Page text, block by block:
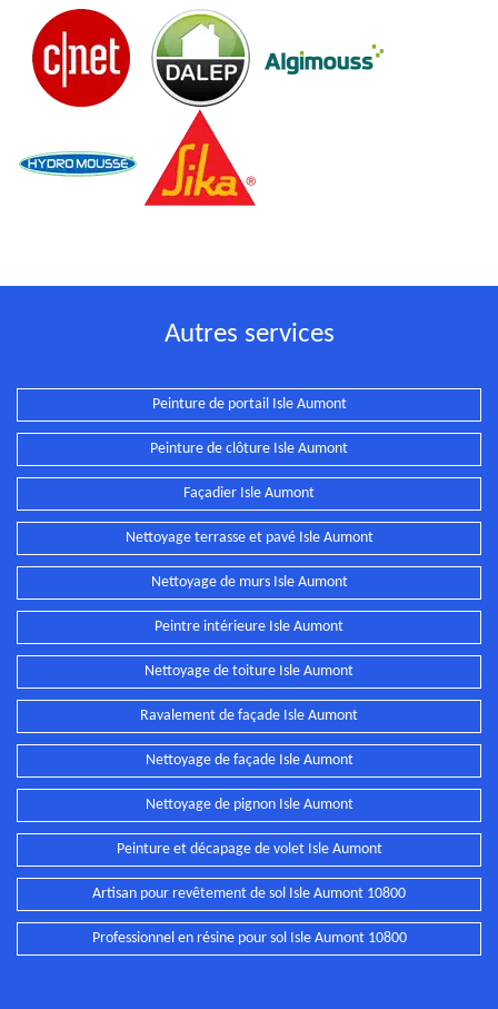
Autres services
Peinture de portail Isle Aumont
Peinture de clôture Isle Aumont
Façadier Isle Aumont
Nettoyage terrasse et pavé Isle Aumont
Nettoyage de murs Isle Aumont
Peintre intérieure Isle Aumont
Nettoyage de toiture Isle Aumont
Ravalement de façade Isle Aumont
Nettoyage de façade Isle Aumont
Nettoyage de pignon Isle Aumont
Peinture et décapage de volet Isle Aumont
Artisan pour revêtement de sol Isle Aumont 10800
Professionnel en résine pour sol Isle Aumont 10800